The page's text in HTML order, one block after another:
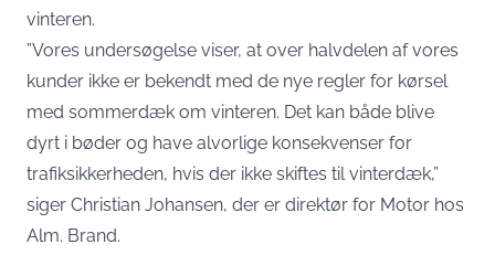
vinteren.
”Vores undersøgelse viser, at over halvdelen af vores
kunder ikke er bekendt med de nye regler for kørsel
med sommerdæk om vinteren. Det kan både blive
dyrt i bøder og have alvorlige konsekvenser for
trafiksikkerheden, hvis der ikke skiftes til vinterdæk,”
siger Christian Johansen, der er direktør for Motor hos
Alm. Brand.